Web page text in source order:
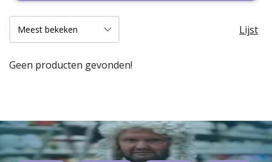
Lijst
Geen producten gevonden!